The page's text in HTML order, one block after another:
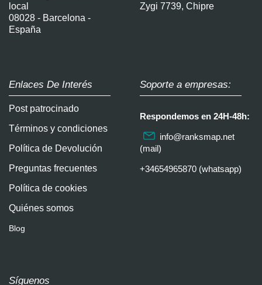
local
08028 - Barcelona -
España
Zygi 7739, Chipre
Enlaces De Interés
Post patrocinado
Términos y condiciones
Política de Devolución
Preguntas frecuentes
Política de cookies
Quiénes somos
Blog
Soporte a empresas:
Respondemos en 24H-48h:
info@ranksmap.net
(mail)
+34654965870 (whatsapp)
Síguenos